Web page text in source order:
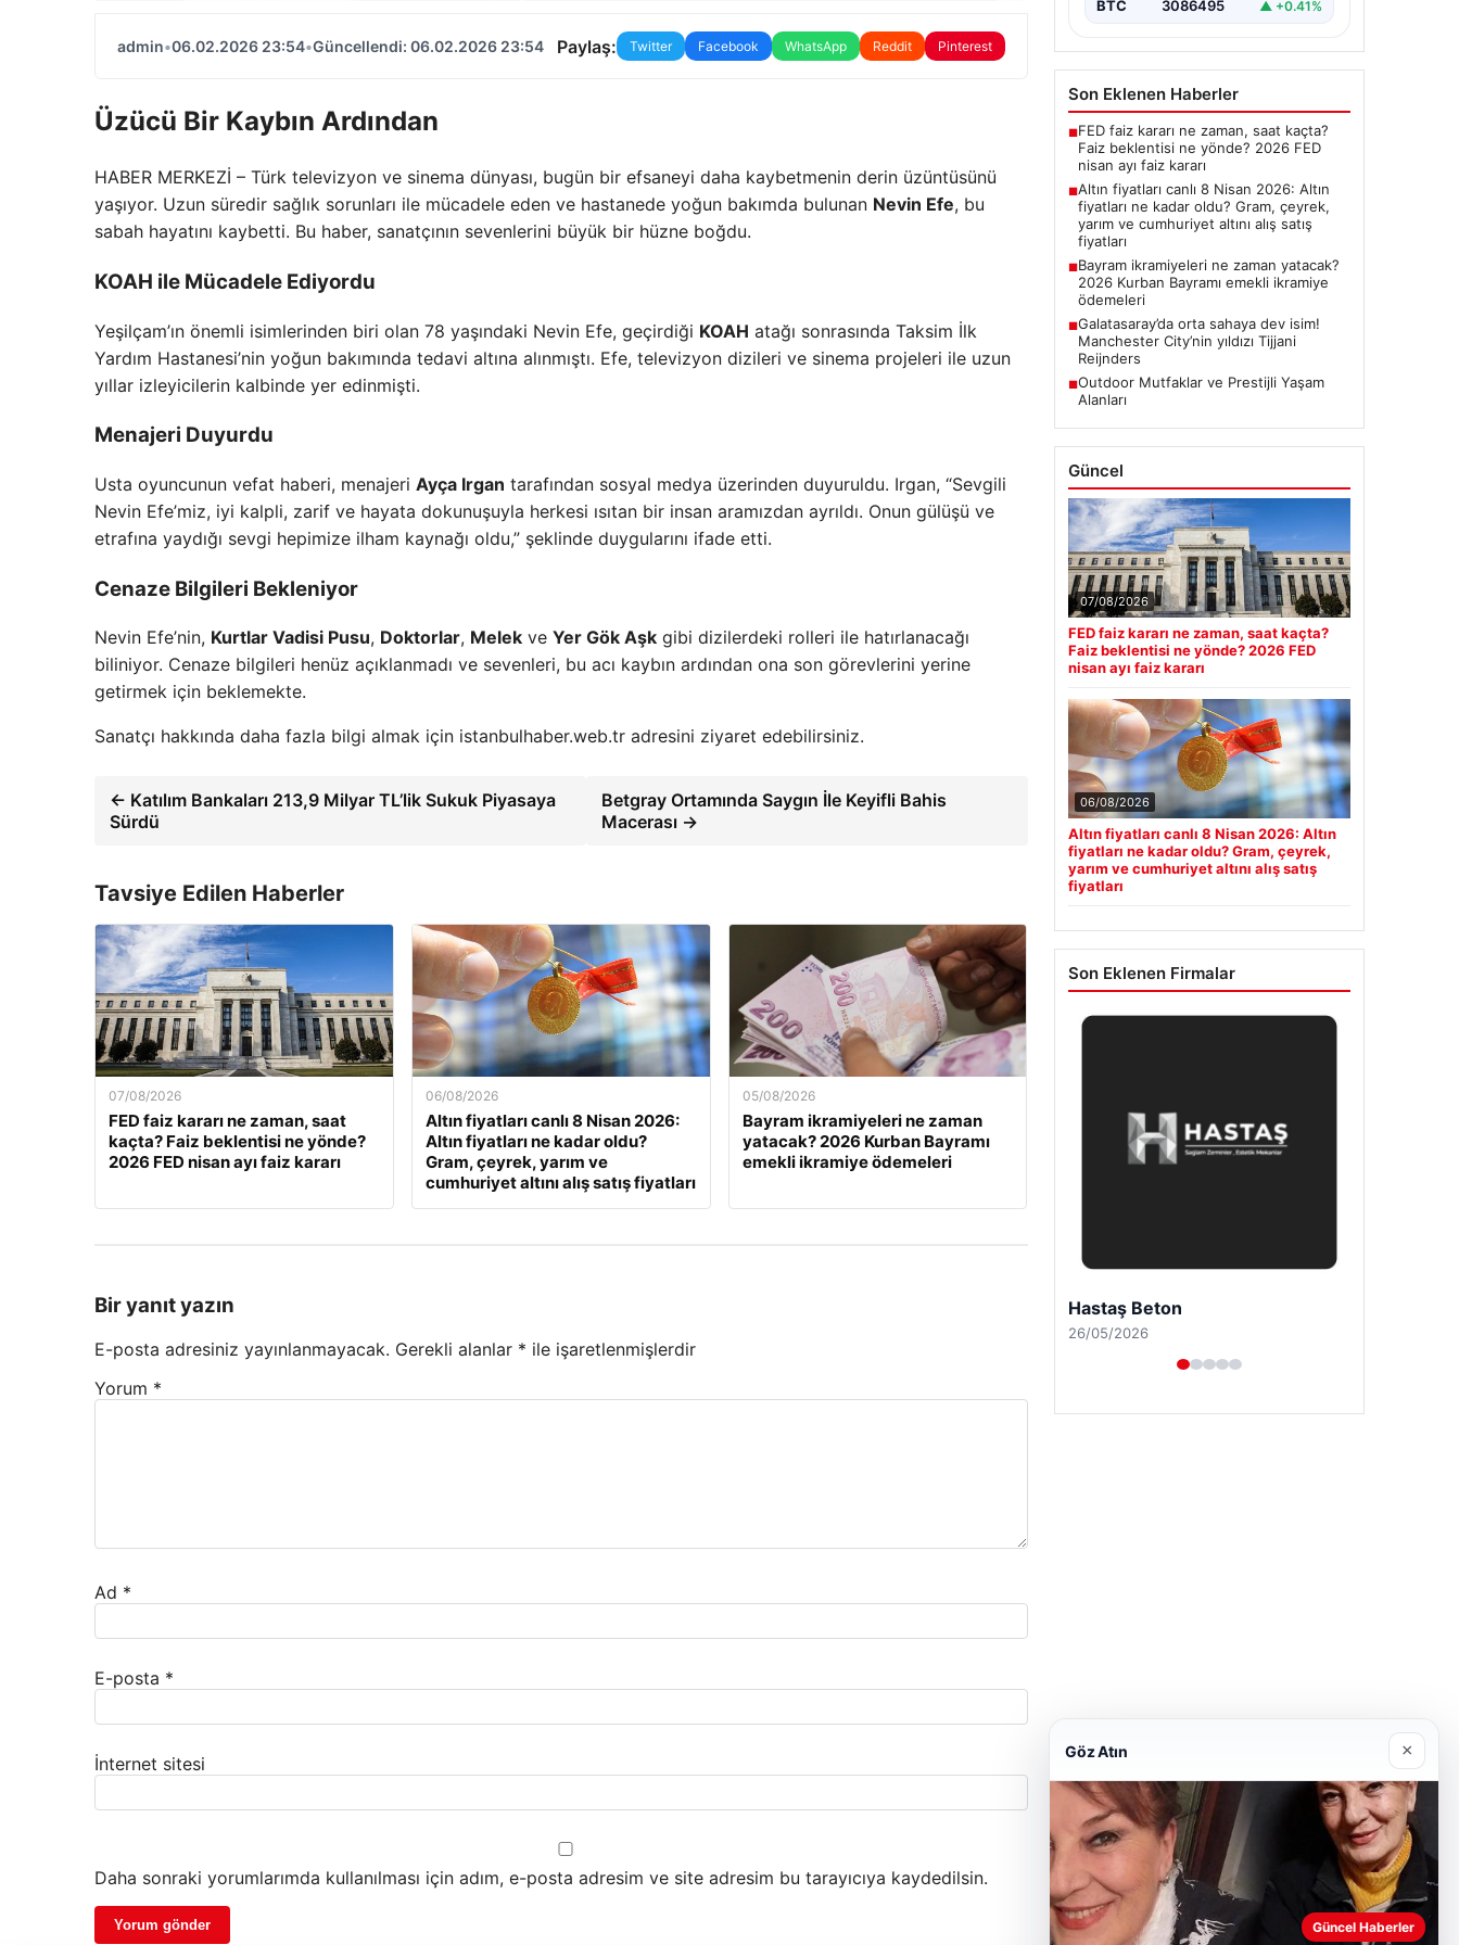
admin•06.02.2026 23:54•Güncellendi: 06.02.2026 23:54 Paylaş: Twitter Facebook WhatsApp Reddit Pinterest
Üzücü Bir Kaybın Ardından
HABER MERKEZİ – Türk televizyon ve sinema dünyası, bugün bir efsaneyi daha kaybetmenin derin üzüntüsünü
yaşıyor. Uzun süredir sağlık sorunları ile mücadele eden ve hastanede yoğun bakımda bulunan Nevin Efe, bu
sabah hayatını kaybetti. Bu haber, sanatçının sevenlerini büyük bir hüzne boğdu.
KOAH ile Mücadele Ediyordu
Yeşilçam’ın önemli isimlerinden biri olan 78 yaşındaki Nevin Efe, geçirdiği KOAH atağı sonrasında Taksim İlk
Yardım Hastanesi’nin yoğun bakımında tedavi altına alınmıştı. Efe, televizyon dizileri ve sinema projeleri ile uzun
yıllar izleyicilerin kalbinde yer edinmişti.
Menajeri Duyurdu
Usta oyuncunun vefat haberi, menajeri Ayça Irgan tarafından sosyal medya üzerinden duyuruldu. Irgan, “Sevgili
Nevin Efe’miz, iyi kalpli, zarif ve hayata dokunuşuyla herkesi ısıtan bir insan aramızdan ayrıldı. Onun gülüşü ve
etrafına yaydığı sevgi hepimize ilham kaynağı oldu,” şeklinde duygularını ifade etti.
Cenaze Bilgileri Bekleniyor
Nevin Efe’nin, Kurtlar Vadisi Pusu, Doktorlar, Melek ve Yer Gök Aşk gibi dizilerdeki rolleri ile hatırlanacağı
biliniyor. Cenaze bilgileri henüz açıklanmadı ve sevenleri, bu acı kaybın ardından ona son görevlerini yerine
getirmek için beklemekte.
Sanatçı hakkında daha fazla bilgi almak için istanbulhaber.web.tr adresini ziyaret edebilirsiniz.
← Katılım Bankaları 213,9 Milyar TL’lik Sukuk Piyasaya
Sürdü
Betgray Ortamında Saygın İle Keyifli Bahis
Macerası →
Tavsiye Edilen Haberler
07/08/2026
FED faiz kararı ne zaman, saat
kaçta? Faiz beklentisi ne yönde?
2026 FED nisan ayı faiz kararı
06/08/2026
Altın fiyatları canlı 8 Nisan 2026:
Altın fiyatları ne kadar oldu?
Gram, çeyrek, yarım ve
cumhuriyet altını alış satış fiyatları
05/08/2026
Bayram ikramiyeleri ne zaman
yatacak? 2026 Kurban Bayramı
emekli ikramiye ödemeleri
Bir yanıt yazın
E-posta adresiniz yayınlanmayacak. Gerekli alanlar * ile işaretlenmişlerdir
Yorum *
Ad *
E-posta *
İnternet sitesi
Daha sonraki yorumlarımda kullanılması için adım, e-posta adresim ve site adresim bu tarayıcıya kaydedilsin.
BTC 3086495 ▲ +0.41%
Son Eklenen Haberler
■FED faiz kararı ne zaman, saat kaçta?
Faiz beklentisi ne yönde? 2026 FED
nisan ayı faiz kararı
■Altın fiyatları canlı 8 Nisan 2026: Altın
fiyatları ne kadar oldu? Gram, çeyrek,
yarım ve cumhuriyet altını alış satış
fiyatları
■Bayram ikramiyeleri ne zaman yatacak?
2026 Kurban Bayramı emekli ikramiye
ödemeleri
■Galatasaray’da orta sahaya dev isim!
Manchester City’nin yıldızı Tijjani
Reijnders
■Outdoor Mutfaklar ve Prestijli Yaşam
Alanları
Güncel
07/08/2026
FED faiz kararı ne zaman, saat kaçta?
Faiz beklentisi ne yönde? 2026 FED
nisan ayı faiz kararı
06/08/2026
Altın fiyatları canlı 8 Nisan 2026: Altın
fiyatları ne kadar oldu? Gram, çeyrek,
yarım ve cumhuriyet altını alış satış
fiyatları
Son Eklenen Firmalar
Prenses Night Club
29/04/2026
Göz Atın ×
Güncel Haberler